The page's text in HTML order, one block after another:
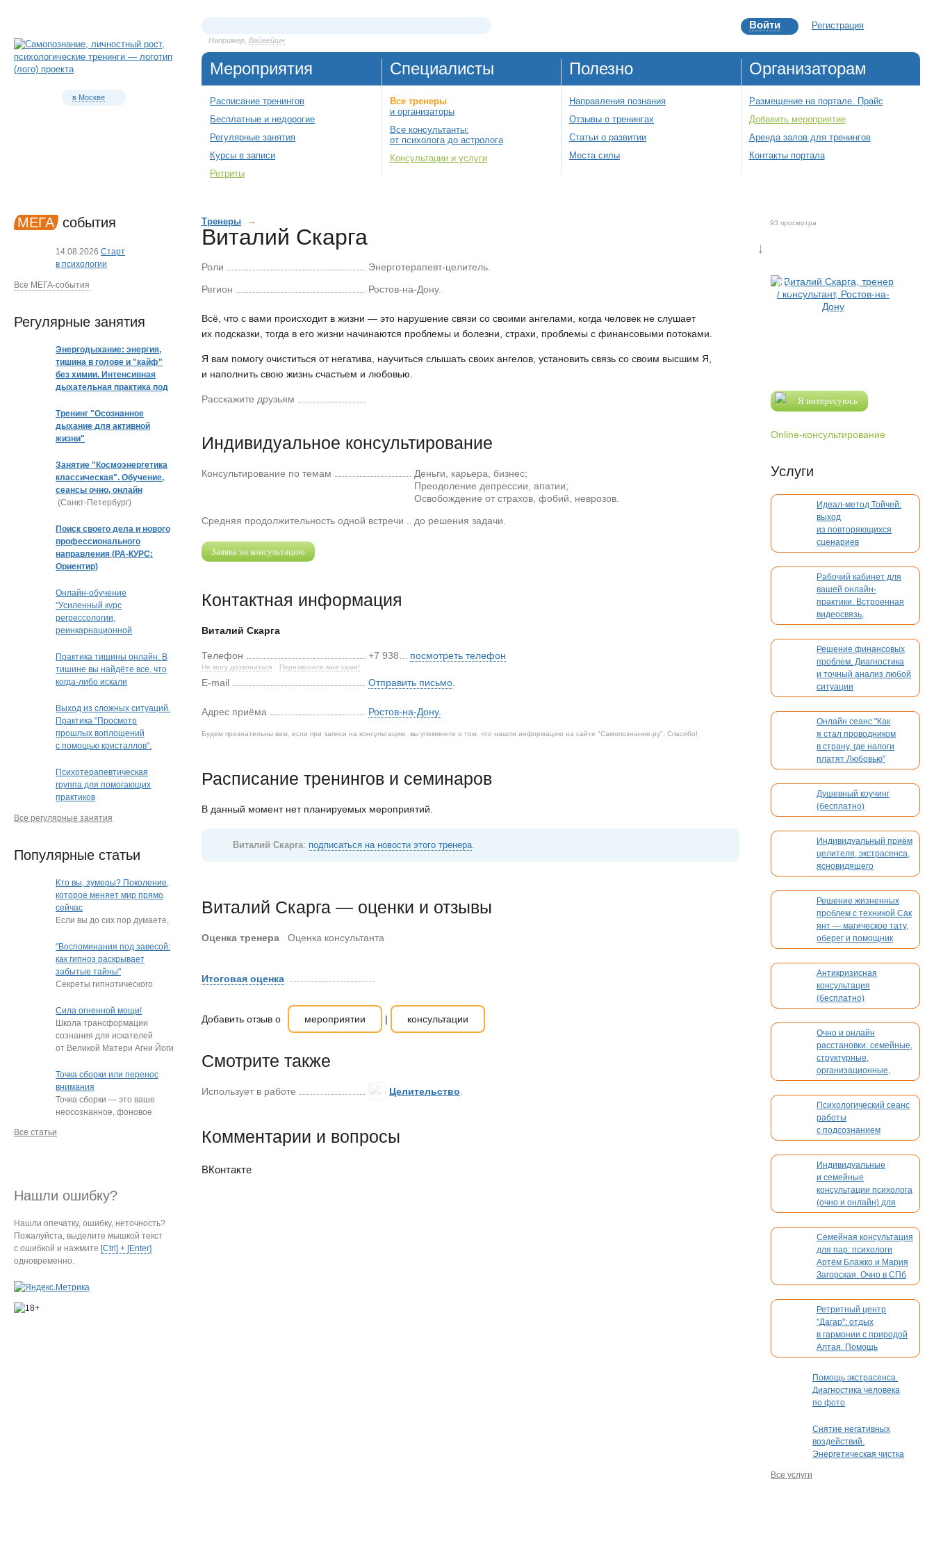
в Москве
Например, Вайвейшн
Войти Регистрация
Мероприятия
Расписание тренингов
Бесплатные и недорогие
Регулярные занятия
Курсы в записи
Ретриты
Специалисты
Все тренеры
и организаторы
Все консультанты:
от психолога до астролога
Консультации и услуги
Полезно
Направления познания
Отзывы о тренингах
Статьи о развитии
Места силы
Организаторам
Размещение на портале. Прайс
Добавить мероприятие
Аренда залов для тренингов
Контакты портала
↓
Я интересуюсь
Online-консультирование
Услуги
Идеал-метод Тойчей:
выход
из повторяющихся
сценариев
Рабочий кабинет для
вашей онлайн-
практики. Встроенная
видеосвязь,
бронирование,
платежи. Без
конкуренции
Решение финансовых
проблем. Диагностика
и точный анализ любой
ситуации
Онлайн сеанс "Как
я стал проводником
в страну, где налоги
платят Любовью"
Душевный коучинг
(бесплатно)
Индивидуальный приём
целителя, экстрасенса,
ясновидящего
Решение жизненных
проблем с техникой Сак
янт — магическое тату,
оберег и помощник
Антикризисная
консультация
(бесплатно)
Очно и онлайн
расстановки: семейные,
структурные,
организационные,
духовные, кармические
Психологический сеанс
работы
с подсознанием
Индивидуальные
и семейные
консультации психолога
(очно и онлайн) для
взрослых и детей
Семейная консультация
для пар: психологи
Артём Блажко и Мария
Загорская. Очно в СПб
и онлайн
Ретритный центр
"Дагар": отдых
в гармонии с природой
Алтая. Помощь
в организации вашего
мероприятия
Помощь экстрасенса.
Диагностика человека
по фото
Снятие негативных
воздействий.
Энергетическая чистка
Все услуги
Тренеры →
Виталий Скарга
93 просмотра
Роли
Энерготерапевт-целитель.
Регион
Ростов-на-Дону.
Всё, что с вами происходит в жизни — это нарушение связи со своими ангелами, когда человек не слушает
их подсказки, тогда в его жизни начинаются проблемы и болезни, страхи, проблемы с финансовыми потоками.
Я вам помогу очиститься от негатива, научиться слышать своих ангелов, установить связь со своим высшим Я,
и наполнить свою жизнь счастьем и любовью.
Расскажите друзьям
Индивидуальное консультирование
Консультирование по темам
Деньги, карьера, бизнес;
Преодоление депрессии, апатии;
Освобождение от страхов, фобий, неврозов.
Средняя продолжительность одной встречи
до решения задачи.
Заявка на консультацию
Контактная информация
Виталий Скарга
Телефон
Не могу дозвониться Перезвоните мне сами!
+7 938… посмотреть телефон
E-mail Отправить письмо.
Адрес приёма Ростов-на-Дону.
Будем признательны вам, если при записи на консультацию, вы упомянете о том, что нашли информацию на сайте "Самопознание.ру". Спасибо!
Расписание тренингов и семинаров
В данный момент нет планируемых мероприятий.
Виталий Скарга: подписаться на новости этого тренера.
Виталий Скарга — оценки и отзывы
Оценка тренера Оценка консультанта
Итоговая оценка
Добавить отзыв о мероприятии | консультации
Смотрите также
Использует в работе Целительство.
Комментарии и вопросы
ВКонтакте
МЕГА события
14.08.2026 Старт
в психологии
Все МЕГА-события
Регулярные занятия
Энергодыхание: энергия,
тишина в голове и "кайф"
без химии. Интенсивная
дыхательная практика под
Тренинг "Осознанное
дыхание для активной
жизни"
Занятие "Космоэнергетика
классическая". Обучение,
сеансы очно, онлайн
(Санкт-Петербург)
Поиск своего дела и нового
профессионального
направления (РА-КУРС:
Ориентир)
Онлайн-обучение
"Усиленный курс
регрессологии,
реинкарнационной
Практика тишины онлайн. В
тишине вы найдёте все, что
когда-либо искали
Выход из сложных ситуаций.
Практика "Просмотр
прошлых воплощений
с помощью кристаллов".
(очно или дистанционно)
(Краснодар)
Психотерапевтическая
группа для помогающих
практиков
Все регулярные занятия
Популярные статьи
Кто вы, зумеры? Поколение,
которое меняет мир прямо
сейчас
Если вы до сих пор думаете,
"подростки, которые
постоянно …
"Воспоминания под завесой:
как гипноз раскрывает
забытые тайны"
Секреты гипнотического
Нередко под гипнозом люди
извлекают из глубин…
Сила огненной мощи!
Школа трансформации
сознания для искателей
от Великой Матери Агни Йоги
Точка сборки или перенос
внимания
Точка сборки — это ваше
неосознанное, фоновое
на определённый
Все статьи
Нашли ошибку?
Нашли опечатку, ошибку, неточность?
Пожалуйста, выделите мышкой текст
с ошибкой и нажмите [Ctrl] + [Enter]
одновременно.